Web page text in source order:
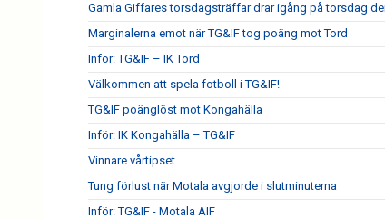
Gamla Giffares torsdagsträffar drar igång på torsdag
Marginalerna emot när TG&IF tog poäng mot Tord
Inför: TG&IF – IK Tord
Välkommen att spela fotboll i TG&IF!
TG&IF poänglöst mot Kongahälla
Inför: IK Kongahälla – TG&IF
Vinnare vårtipset
Tung förlust när Motala avgjorde i slutminuterna
Inför: TG&IF - Motala AIF